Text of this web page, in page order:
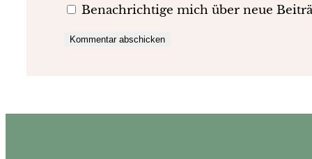
Benachrichtige mich über neue